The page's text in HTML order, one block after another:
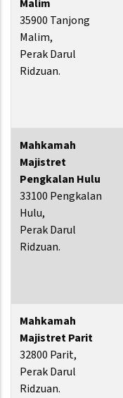
Malim
35900 Tanjong
Malim,
Perak Darul
Ridzuan.
Mahkamah
Majistret
Pengkalan Hulu
33100 Pengkalan
Hulu,
Perak Darul
Ridzuan.
Mahkamah
Majistret Parit
32800 Parit,
Perak Darul
Ridzuan.